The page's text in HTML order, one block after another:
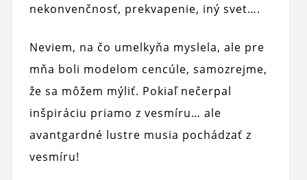
nekonvenčnosť, prekvapenie, iný svet….
Neviem, na čo umelkyňa myslela, ale pre
mňa boli modelom cencúle, samozrejme,
že sa môžem mýliť. Pokiaľ nečerpal
inšpiráciu priamo z vesmíru… ale
avantgardné lustre musia pochádzať z
vesmíru!